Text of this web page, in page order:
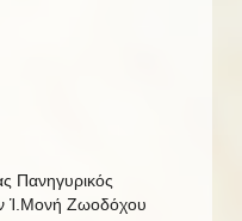
Πανηγυρικός
Ἱ.Μονή Ζωοδόχου